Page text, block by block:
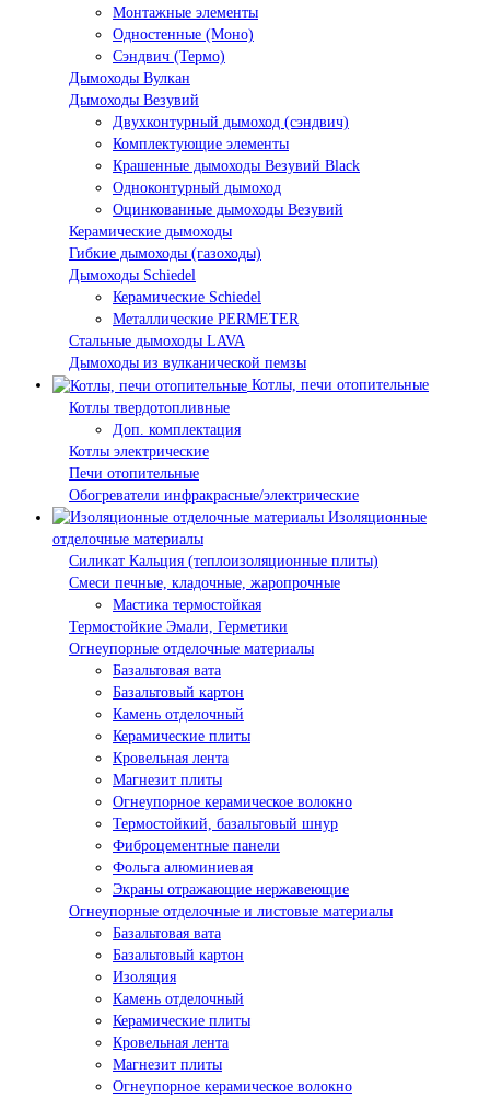
Монтажные элементы
Одностенные (Моно)
Сэндвич (Термо)
Дымоходы Вулкан
Дымоходы Везувий
Двухконтурный дымоход (сэндвич)
Комплектующие элементы
Крашенные дымоходы Везувий Black
Одноконтурный дымоход
Оцинкованные дымоходы Везувий
Керамические дымоходы
Гибкие дымоходы (газоходы)
Дымоходы Schiedel
Керамические Schiedel
Металлические PERMETER
Стальные дымоходы LAVA
Дымоходы из вулканической пемзы
Котлы, печи отопительные
Котлы твердотопливные
Доп. комплектация
Котлы электрические
Печи отопительные
Обогреватели инфракрасные/электрические
Изоляционные
отделочные материалы
Силикат Кальция (теплоизоляционные плиты)
Смеси печные, кладочные, жаропрочные
Мастика термостойкая
Термостойкие Эмали, Герметики
Огнеупорные отделочные материалы
Базальтовая вата
Базальтовый картон
Камень отделочный
Керамические плиты
Кровельная лента
Магнезит плиты
Огнеупорное керамическое волокно
Термостойкий, базальтовый шнур
Фиброцементные панели
Фольга алюминиевая
Экраны отражающие нержавеющие
Огнеупорные отделочные и листовые материалы
Базальтовая вата
Базальтовый картон
Изоляция
Камень отделочный
Керамические плиты
Кровельная лента
Магнезит плиты
Огнеупорное керамическое волокно